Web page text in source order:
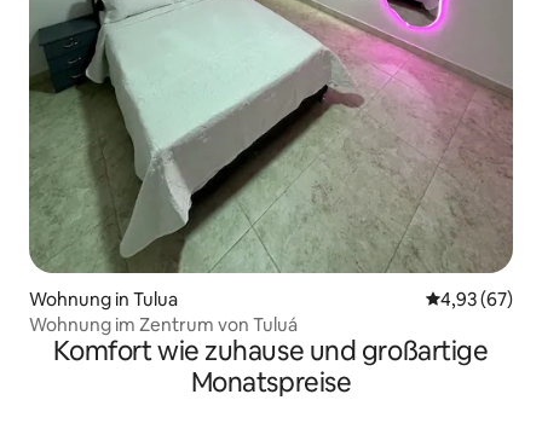
Wohnung in Tulua
4,93 (67)
Wohnung im Zentrum von Tuluá
Komfort wie zuhause und großartige
Monatspreise